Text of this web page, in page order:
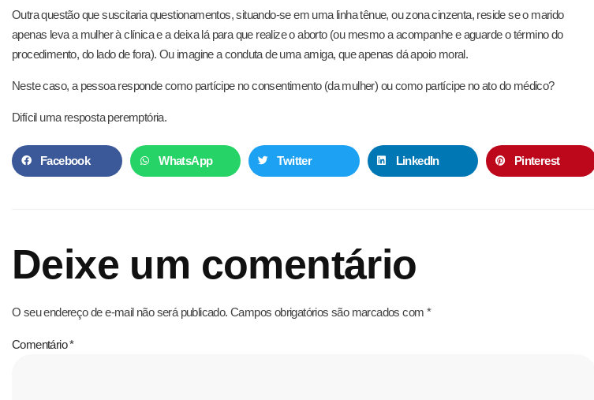
Outra questão que suscitaria questionamentos, situando-se em uma linha tênue, ou zona cinzenta, reside se o marido
apenas leva a mulher à clínica e a deixa lá para que realize o aborto (ou mesmo a acompanhe e aguarde o término do
procedimento, do lado de fora). Ou imagine a conduta de uma amiga, que apenas dá apoio moral.
Neste caso, a pessoa responde como partícipe no consentimento (da mulher) ou como partícipe no ato do médico?
Difícil uma resposta peremptória.
Facebook WhatsApp Twitter LinkedIn Pinterest
Deixe um comentário
O seu endereço de e-mail não será publicado. Campos obrigatórios são marcados com *
Comentário*